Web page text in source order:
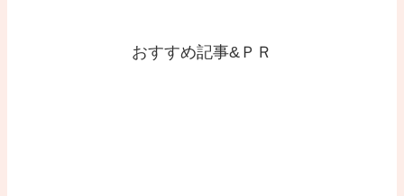
おすすめ記事&ＰＲ